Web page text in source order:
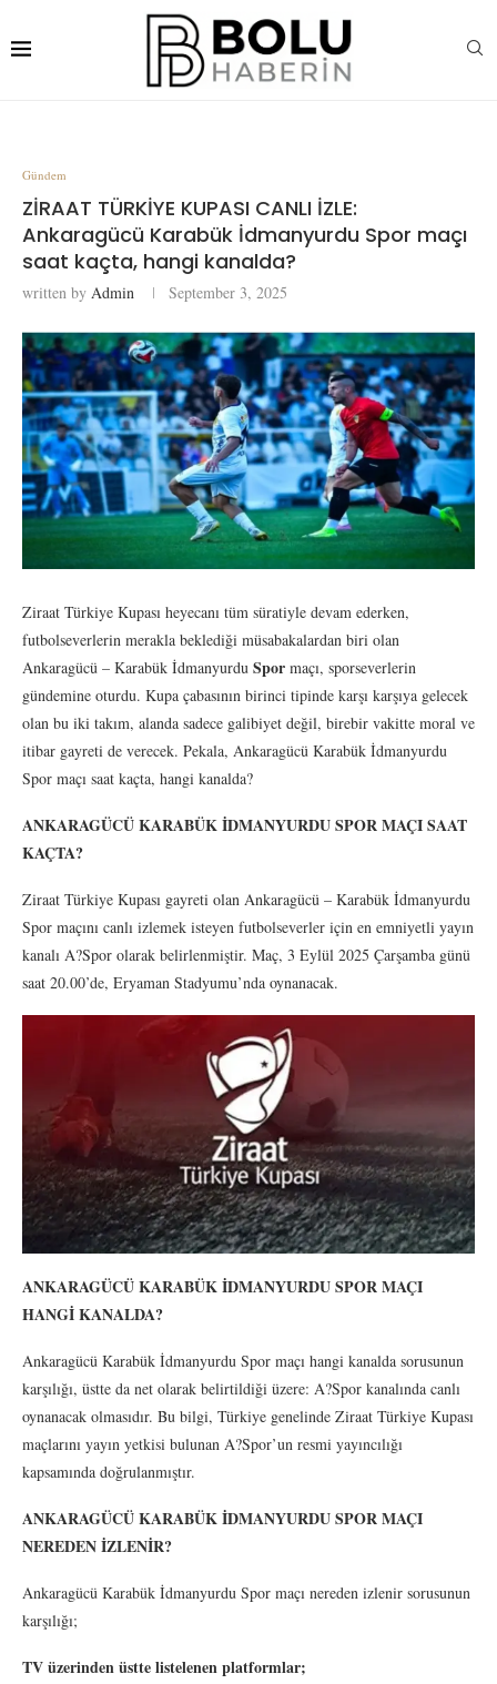
Gündem
ZİRAAT TÜRKİYE KUPASI CANLI İZLE:
Ankaragücü Karabük İdmanyurdu Spor maçı
saat kaçta, hangi kanalda?
written by Admin September 3, 2025
Ziraat Türkiye Kupası heyecanı tüm süratiyle devam ederken,
futbolseverlerin merakla beklediği müsabakalardan biri olan
Ankaragücü – Karabük İdmanyurdu Spor maçı, sporseverlerin
gündemine oturdu. Kupa çabasının birinci tipinde karşı karşıya gelecek
olan bu iki takım, alanda sadece galibiyet değil, birebir vakitte moral ve
itibar gayreti de verecek. Pekala, Ankaragücü Karabük İdmanyurdu
Spor maçı saat kaçta, hangi kanalda?
ANKARAGÜCÜ KARABÜK İDMANYURDU SPOR MAÇI SAAT
KAÇTA?
Ziraat Türkiye Kupası gayreti olan Ankaragücü – Karabük İdmanyurdu
Spor maçını canlı izlemek isteyen futbolseverler için en emniyetli yayın
kanalı A?Spor olarak belirlenmiştir. Maç, 3 Eylül 2025 Çarşamba günü
saat 20.00’de, Eryaman Stadyumu’nda oynanacak.
ANKARAGÜCÜ KARABÜK İDMANYURDU SPOR MAÇI
HANGİ KANALDA?
Ankaragücü Karabük İdmanyurdu Spor maçı hangi kanalda sorusunun
karşılığı, üstte da net olarak belirtildiği üzere: A?Spor kanalında canlı
oynanacak olmasıdır. Bu bilgi, Türkiye genelinde Ziraat Türkiye Kupası
maçlarını yayın yetkisi bulunan A?Spor’un resmi yayıncılığı
kapsamında doğrulanmıştır.
ANKARAGÜCÜ KARABÜK İDMANYURDU SPOR MAÇI
NEREDEN İZLENİR?
Ankaragücü Karabük İdmanyurdu Spor maçı nereden izlenir sorusunun
karşılığı;
TV üzerinden üstte listelenen platformlar;